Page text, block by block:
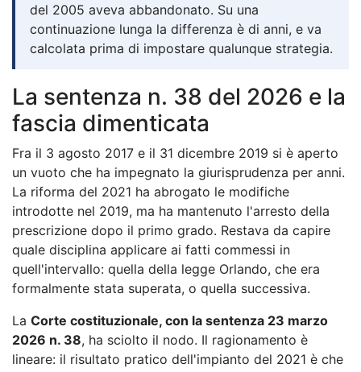
del 2005 aveva abbandonato. Su una
continuazione lunga la differenza è di anni, e va
calcolata prima di impostare qualunque strategia.
La sentenza n. 38 del 2026 e la
fascia dimenticata
Fra il 3 agosto 2017 e il 31 dicembre 2019 si è aperto
un vuoto che ha impegnato la giurisprudenza per anni.
La riforma del 2021 ha abrogato le modifiche
introdotte nel 2019, ma ha mantenuto l'arresto della
prescrizione dopo il primo grado. Restava da capire
quale disciplina applicare ai fatti commessi in
quell'intervallo: quella della legge Orlando, che era
formalmente stata superata, o quella successiva.
La Corte costituzionale, con la sentenza 23 marzo
2026 n. 38, ha sciolto il nodo. Il ragionamento è
lineare: il risultato pratico dell'impianto del 2021 è che